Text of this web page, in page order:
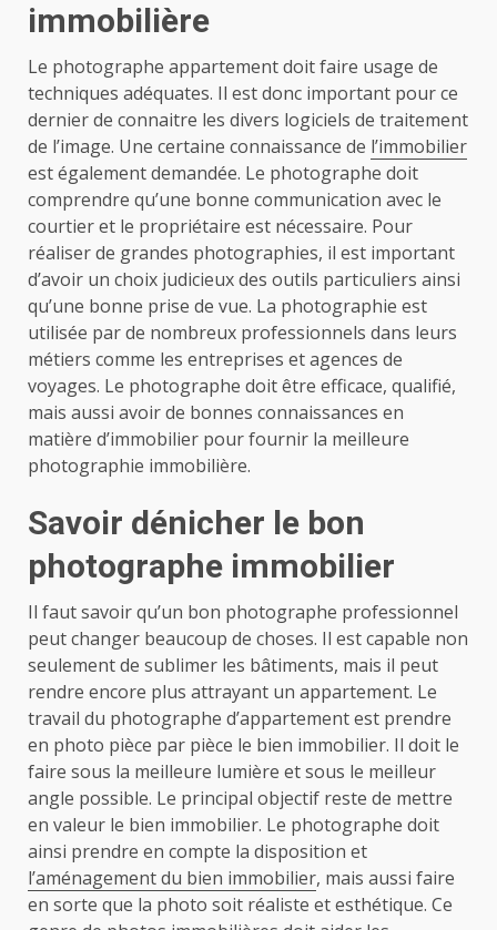
immobilière
Le photographe appartement doit faire usage de
techniques adéquates. Il est donc important pour ce
dernier de connaitre les divers logiciels de traitement
de l’image. Une certaine connaissance de l’immobilier
est également demandée. Le photographe doit
comprendre qu’une bonne communication avec le
courtier et le propriétaire est nécessaire. Pour
réaliser de grandes photographies, il est important
d’avoir un choix judicieux des outils particuliers ainsi
qu’une bonne prise de vue. La photographie est
utilisée par de nombreux professionnels dans leurs
métiers comme les entreprises et agences de
voyages. Le photographe doit être efficace, qualifié,
mais aussi avoir de bonnes connaissances en
matière d’immobilier pour fournir la meilleure
photographie immobilière.
Savoir dénicher le bon
photographe immobilier
Il faut savoir qu’un bon photographe professionnel
peut changer beaucoup de choses. Il est capable non
seulement de sublimer les bâtiments, mais il peut
rendre encore plus attrayant un appartement. Le
travail du photographe d’appartement est prendre
en photo pièce par pièce le bien immobilier. Il doit le
faire sous la meilleure lumière et sous le meilleur
angle possible. Le principal objectif reste de mettre
en valeur le bien immobilier. Le photographe doit
ainsi prendre en compte la disposition et
l’aménagement du bien immobilier, mais aussi faire
en sorte que la photo soit réaliste et esthétique. Ce